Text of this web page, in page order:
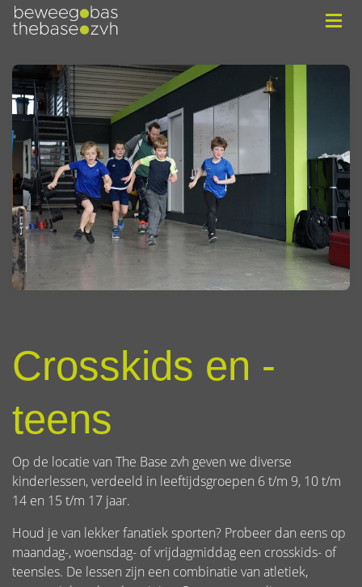
Crosskids en -
teens
Op de locatie van The Base zvh geven we diverse
kinderlessen, verdeeld in leeftijdsgroepen 6 t/m 9, 10 t/m
14 en 15 t/m 17 jaar.
Houd je van lekker fanatiek sporten? Probeer dan eens op
maandag-, woensdag- of vrijdagmiddag een crosskids- of
teensles. De lessen zijn een combinatie van atletiek,